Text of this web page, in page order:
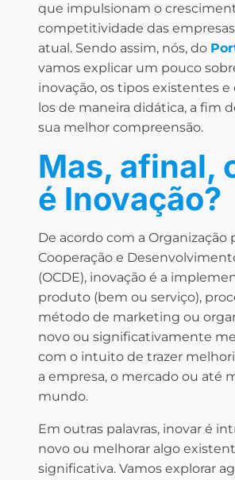
que impulsionam o
competitividade das
atual. Sendo assim, nós, do
vamos explicar um pouco
inovação, os tipos existentes
los de maneira didática, a fim
sua melhor compreensão.
Mas, afinal,
é Inovação?
De acordo com a Organização
Cooperação e
(OCDE), inovação é a
produto (bem ou serviço),
método de marketing ou
novo ou significativamente
com o intuito de trazer
a empresa, o mercado ou até
mundo.
Em outras palavras, inovar é
novo ou melhorar algo
significativa. Vamos explorar